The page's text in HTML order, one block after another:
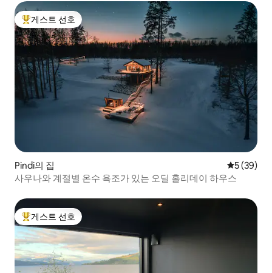
상위 게스트 선호
게스트 선호
Pindi의 집 평점 5점(5
5 (39)
사우나와 계절별 온수 욕조가 있는 오딜 홀리데이 하우스
상위 게스트 선호
게스트 선호